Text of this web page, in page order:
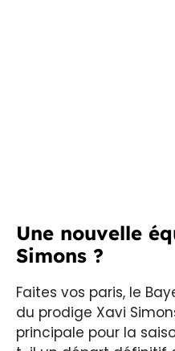
Une nouvelle
Simons ?
Faites vos paris, le
du prodige Xavi
principale pour la